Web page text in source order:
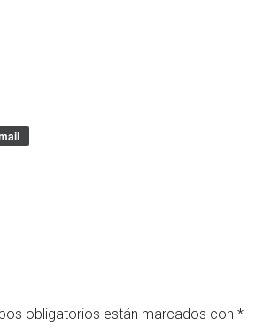
obligatorios están marcados con *